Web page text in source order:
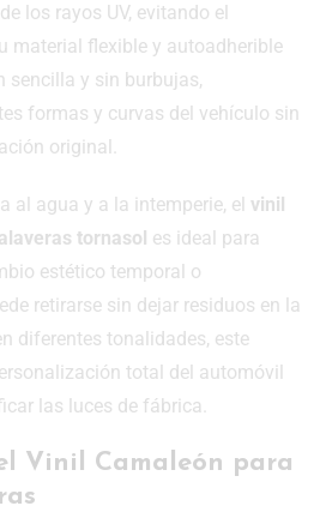
los rayos UV, evitando el
material flexible y autoadherible
sencilla y sin burbujas,
formas y curvas del vehículo sin
original.
al agua y a la intemperie, el vinil
tornasol es ideal para
estético temporal o
retirarse sin dejar residuos en la
diferentes tonalidades, este
total del automóvil
las luces de fábrica.
Vinil Camaleón para